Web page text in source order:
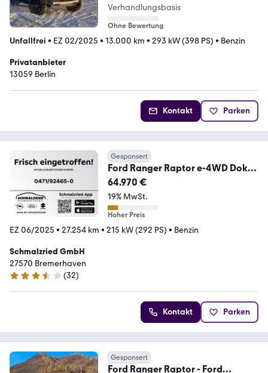
Verhandlungsbasis
Ohne Bewertung
Unfallfrei • EZ 02/2025 • 13.000 km • 293 kW (398 PS) • Benzin
Privatanbieter
13059 Berlin
Kontakt Parken
Gesponsert
Ford Ranger Raptor e-4WD Doka
AHK-abnehmbar Navi Lede
64.970 €
19% MwSt.
Hoher Preis
EZ 06/2025 • 27.254 km • 215 kW (292 PS) • Benzin
Schmalzried GmbH
27570 Bremerhaven
3.7 Sterne
(32)
Kontakt Parken
Gesponsert
Ford Ranger Raptor - Ford